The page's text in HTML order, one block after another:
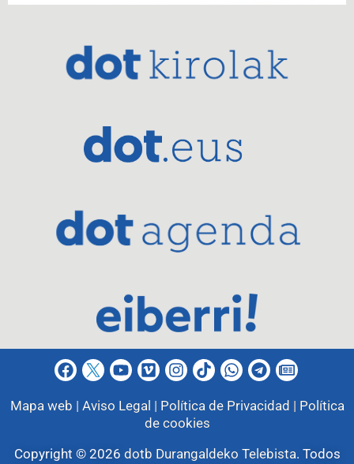
Mapa web | Aviso Legal | Política de Privacidad | Política
de cookies
Copyright © 2026 dotb Durangaldeko Telebista. Todos